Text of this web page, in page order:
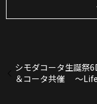
シモダコータ生誕祭
＆コータ共催 ～